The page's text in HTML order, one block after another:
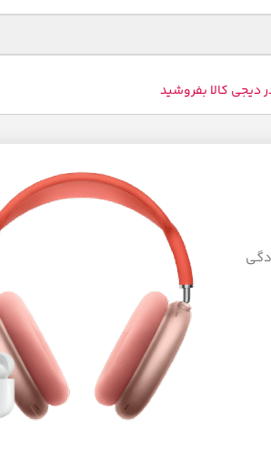
دیجی کالا بفروشید